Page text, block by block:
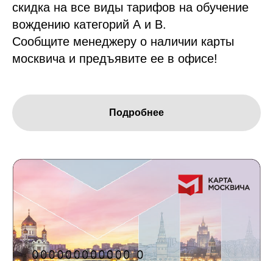
скидка на все виды тарифов на обучение
вождению категорий А и В.
Сообщите менеджеру о наличии карты
москвича и предъявите ее в офисе!
Подробнее